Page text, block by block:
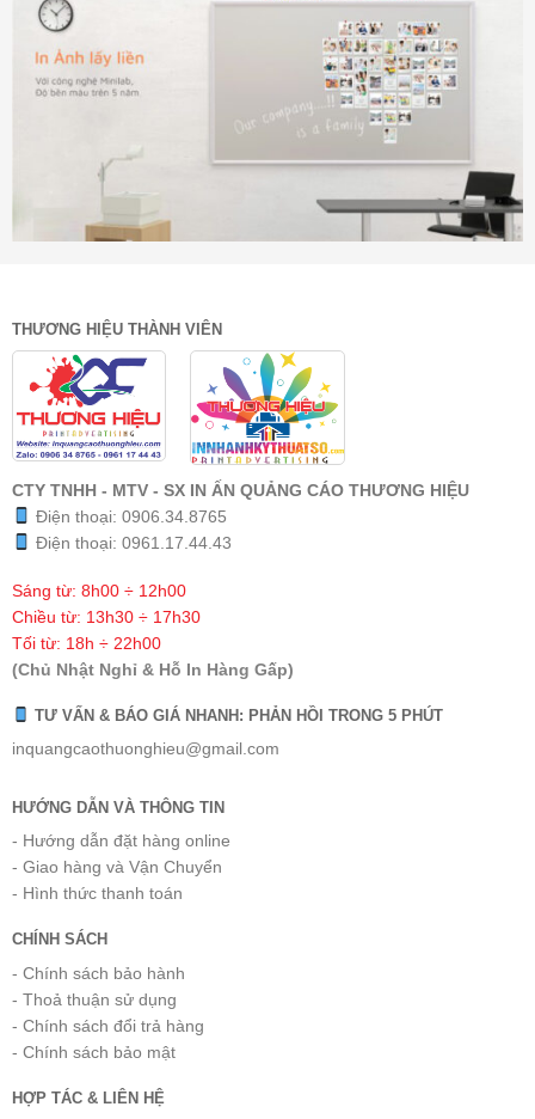
THƯƠNG HIỆU THÀNH VIÊN
CTY TNHH - MTV - SX IN ẤN QUẢNG CÁO THƯƠNG HIỆU
Điện thoại: 0906.34.8765
Điện thoại: 0961.17.44.43
Sáng từ: 8h00 ÷ 12h00
Chiều từ: 13h30 ÷ 17h30
Tối từ: 18h ÷ 22h00
(Chủ Nhật Nghỉ & Hỗ In Hàng Gấp)
TƯ VẤN & BÁO GIÁ NHANH: PHẢN HỒI TRONG 5 PHÚT
inquangcaothuonghieu@gmail.com
HƯỚNG DẪN VÀ THÔNG TIN
- Hướng dẫn đặt hàng online
- Giao hàng và Vận Chuyển
- Hình thức thanh toán
CHÍNH SÁCH
- Chính sách bảo hành
- Thoả thuận sử dụng
- Chính sách đổi trả hàng
- Chính sách bảo mật
HỢP TÁC & LIÊN HỆ